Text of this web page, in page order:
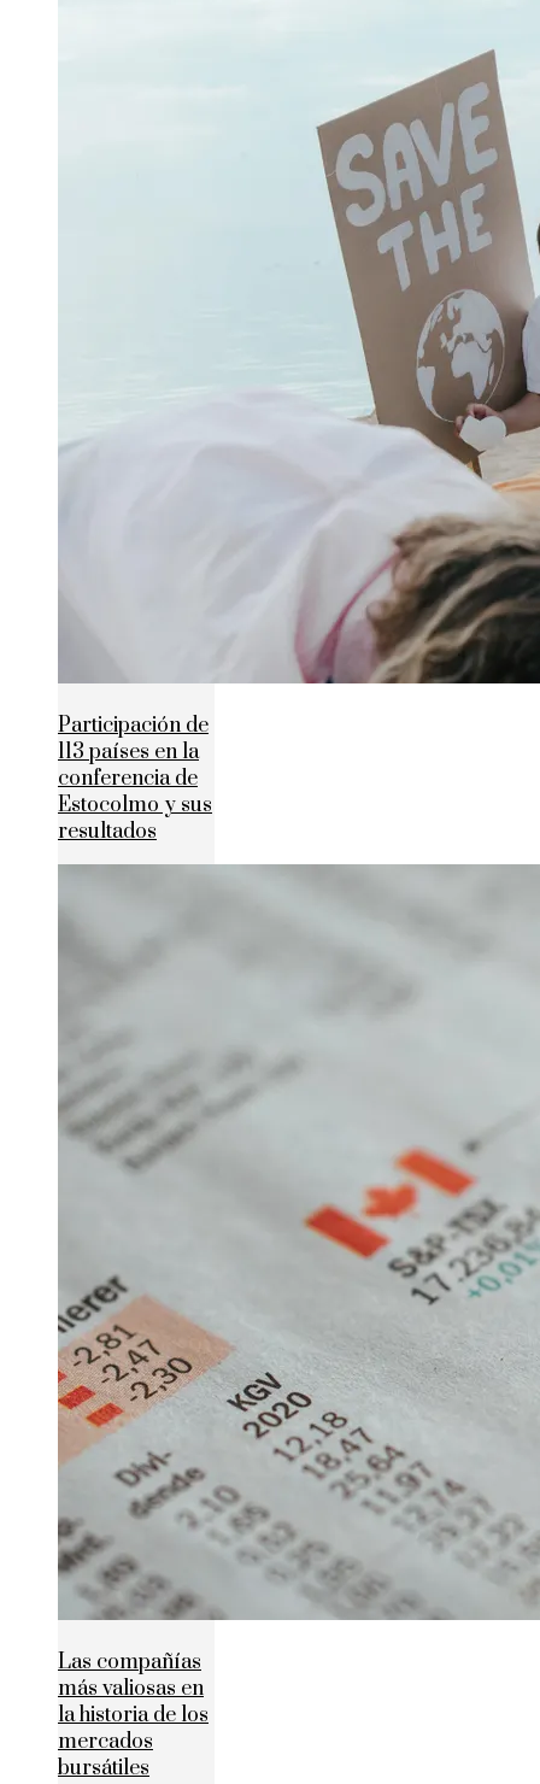
Participación de
113 países en la
conferencia de
Estocolmo y sus
resultados
Las compañías
más valiosas en
la historia de los
mercados
bursátiles